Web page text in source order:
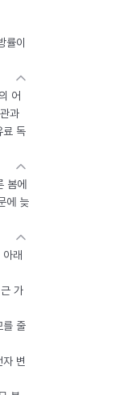
률이
어
과
료 독
봄에
에 늦
래
가
를 줄
변